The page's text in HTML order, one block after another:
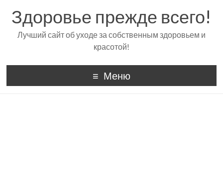
Здоровье прежде всего!
Лучший сайт об уходе за собственным здоровьем и
красотой!
Меню